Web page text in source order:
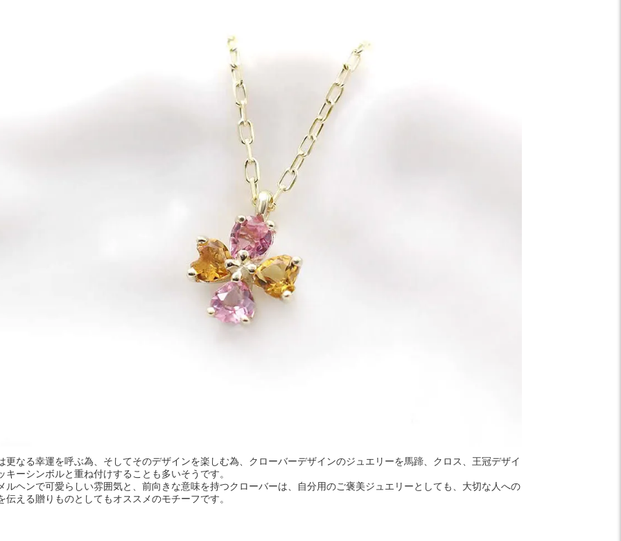
更なる幸運を呼ぶ為、そしてそのデザインを楽しむ為、クローバーデザインのジュエリーを馬蹄、クロス、王冠デザイ
キーシンボルと重ね付けすることも多いそうです。
ルヘンで可愛らしい雰囲気と、前向きな意味を持つクローバーは、自分用のご褒美ジュエリーとしても、大切な人への
伝える贈りものとしてもオススメのモチーフです。